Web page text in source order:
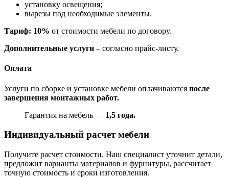
установку освещения;
вырезы под необходимые элементы.
Тариф: 10% от стоимости мебели по договору.
Дополнительные услуги – согласно прайс-листу.
Оплата
Услуги по сборке и установке мебели оплачиваются после
завершения монтажных работ.
Гарантия на мебель — 1,5 года.
Индивидуальный расчет мебели
Получите расчет стоимости. Наш специалист уточнит детали,
предложит варианты материалов и фурнитуры, рассчитает
точную стоимость и сроки изготовления.